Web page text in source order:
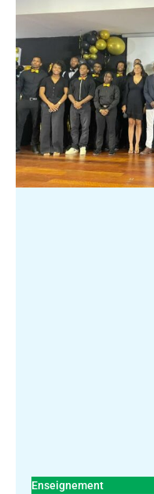
Enseignement